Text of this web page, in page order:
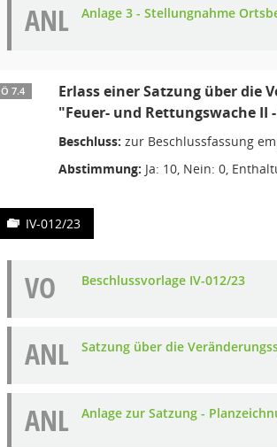
ANL Anlage 3 - Stellungnahme
Ö 7.4
Erlass einer Satzung über die
"Feuer- und Rettungswache II
Beschluss: zur Beschlussfassung
Abstimmung: Ja: 10, Nein: 0,
IV-012/23
VO Beschlussvorlage IV-012/23
ANL Satzung über die
ANL Anlage zur Satzung -